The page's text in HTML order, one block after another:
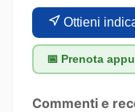
Ottieni
📅 Prenota
Commenti e